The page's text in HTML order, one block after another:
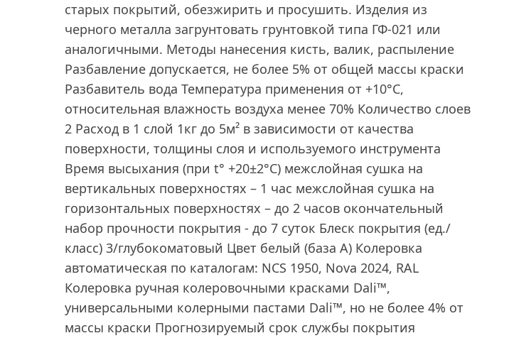
старых покрытий, обезжирить и просушить. Изделия из
черного металла загрунтовать грунтовкой типа ГФ-021 или
аналогичными. Методы нанесения кисть, валик, распыление
Разбавление допускается, не более 5% от общей массы краски
Разбавитель вода Температура применения от +10°С,
относительная влажность воздуха менее 70% Количество слоев
2 Расход в 1 слой 1кг до 5м² в зависимости от качества
поверхности, толщины слоя и используемого инструмента
Время высыхания (при t° +20±2°C) межслойная сушка на
вертикальных поверхностях – 1 час межслойная сушка на
горизонтальных поверхностях – до 2 часов окончательный
набор прочности покрытия - до 7 суток Блеск покрытия (ед./
класс) 3/глубокоматовый Цвет белый (база А) Колеровка
автоматическая по каталогам: NCS 1950, Nova 2024, RAL
Колеровка ручная колеровочными красками Dali™,
универсальными колерными пастами Dali™, но не более 4% от
массы краски Прогнозируемый cрок службы покрытия